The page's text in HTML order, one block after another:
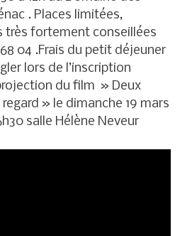
. Places limitées,
très fortement conseillées
04 .Frais du petit déjeuner
lors de l’inscription
du film » Deux
» le dimanche 19 mars
salle Hélène Neveur